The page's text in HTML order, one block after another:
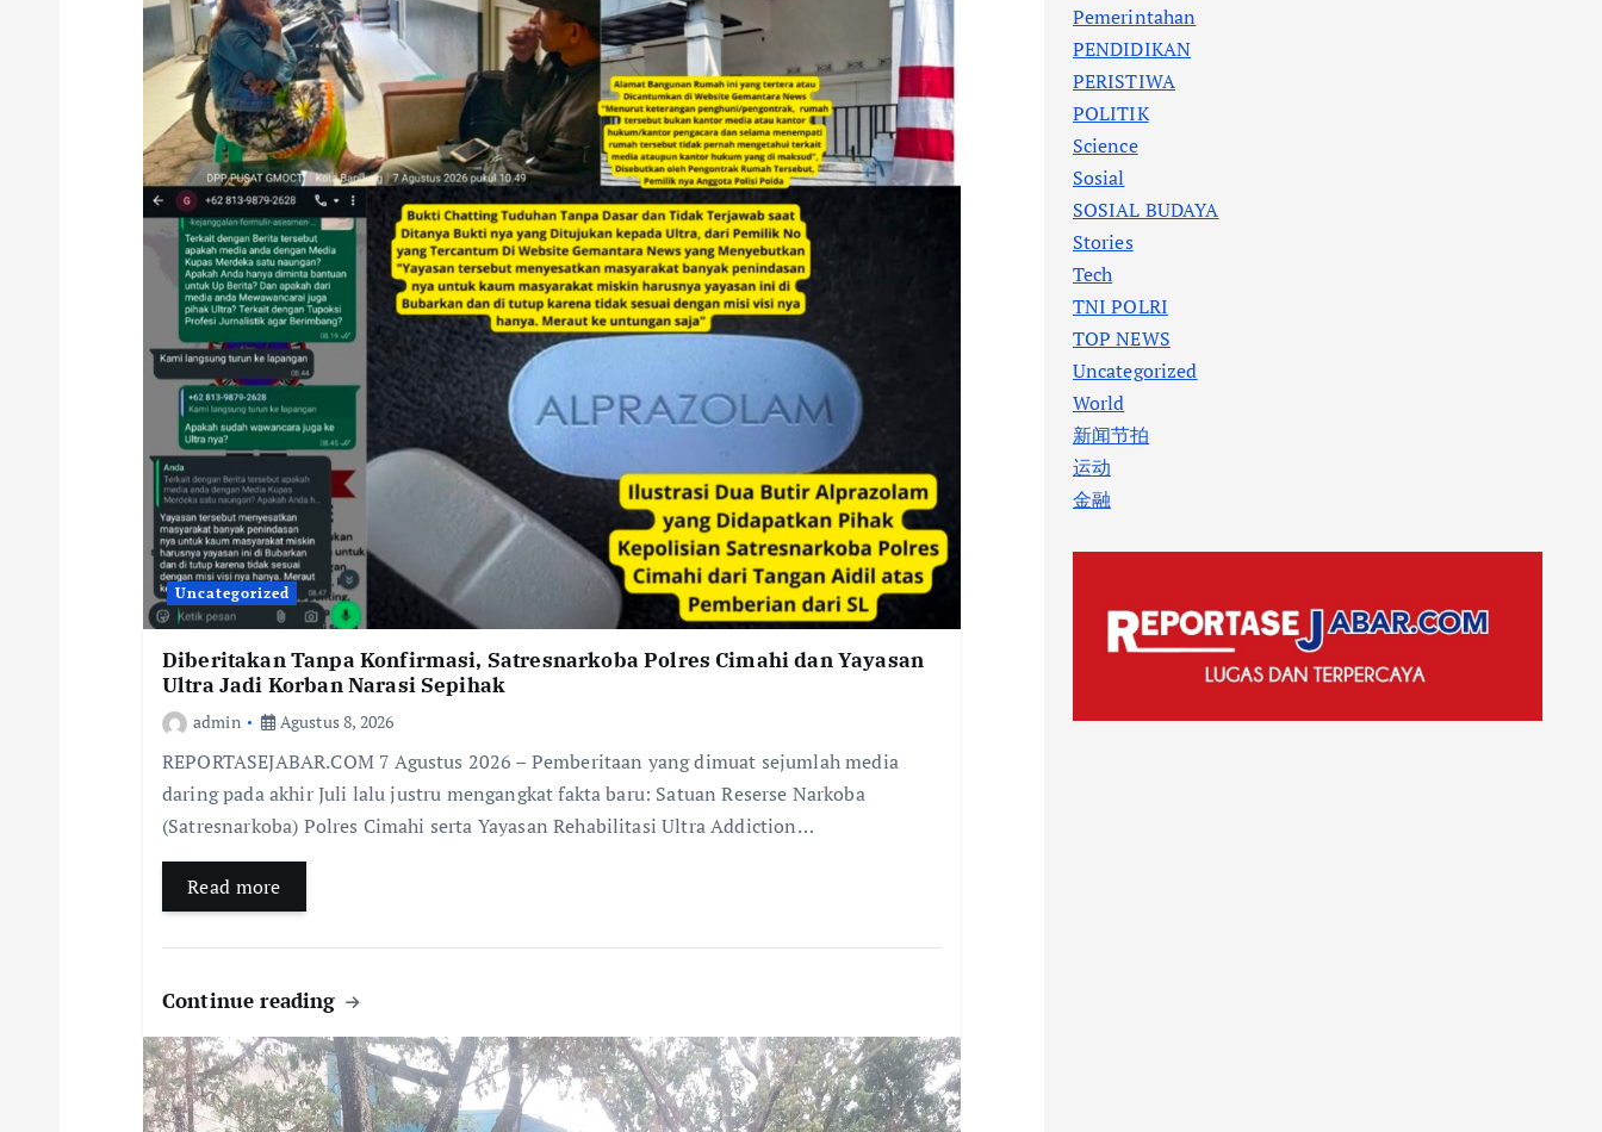
Uncategorized
Diberitakan Tanpa Konfirmasi, Satresnarkoba Polres Cimahi dan Yayasan
Ultra Jadi Korban Narasi Sepihak
admin Agustus 8, 2026
REPORTASEJABAR.COM 7 Agustus 2026 – Pemberitaan yang dimuat sejumlah media
daring pada akhir Juli lalu justru mengangkat fakta baru: Satuan Reserse Narkoba
(Satresnarkoba) Polres Cimahi serta Yayasan Rehabilitasi Ultra Addiction…
Read more
Continue reading
Pemerintahan
PENDIDIKAN
PERISTIWA
POLITIK
Science
Sosial
SOSIAL BUDAYA
Stories
Tech
TNI POLRI
TOP NEWS
Uncategorized
World
新闻节拍
运动
金融